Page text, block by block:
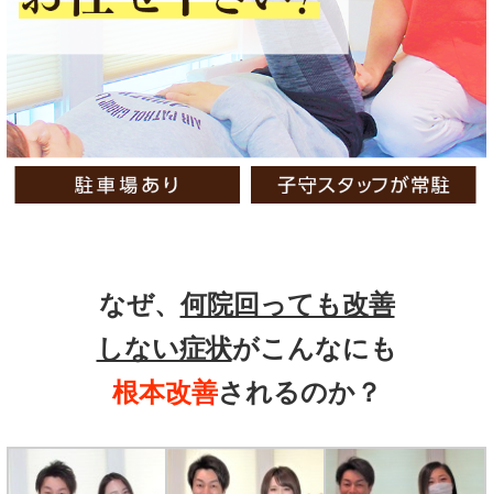
なぜ、何院回っても改善
しない症状がこんなにも
根本改善されるのか？